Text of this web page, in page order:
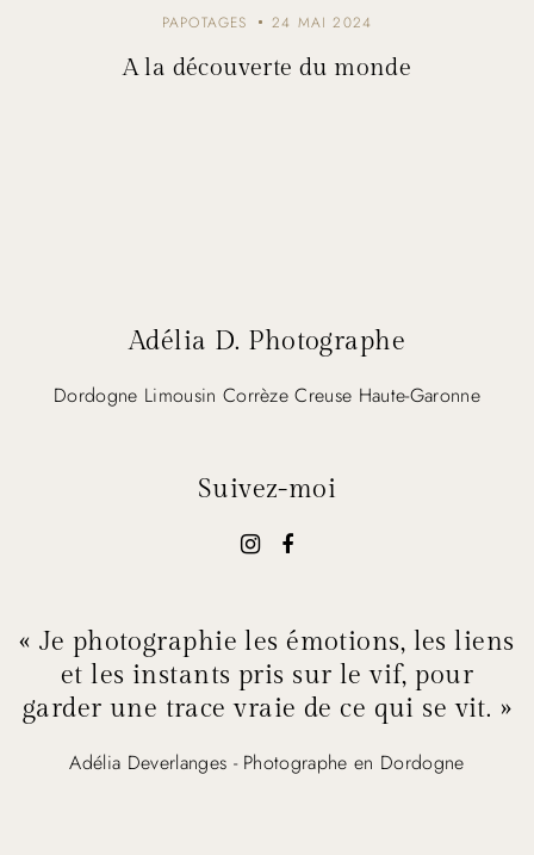
PAPOTAGES 24 MAI 2024
A la découverte du monde
Adélia D. Photographe
Dordogne Limousin Corrèze Creuse Haute-Garonne
Suivez-moi
« Je photographie les émotions, les liens
et les instants pris sur le vif, pour
garder une trace vraie de ce qui se vit. »
Adélia Deverlanges - Photographe en Dordogne